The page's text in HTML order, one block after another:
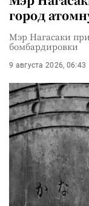
город
Мэр Нагасаки
бомбардировки
9 августа 2026, 06:43